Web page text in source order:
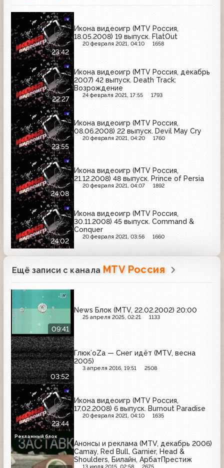
23:42
Икона видеоигр (MTV Россия,
18.05.2008) 19 выпуск. FlatOut
20 февраля 2021, 04:10 1658
22:27
Икона видеоигр (MTV Россия, декабрь
2007) 42 выпуск. Death Track:
Возрождение
24 февраля 2021, 17:55 1793
23:55
Икона видеоигр (MTV Россия,
08.06.2008) 22 выпуск. Devil May Cry
20 февраля 2021, 04:20 1760
24:08
Икона видеоигр (MTV Россия,
21.12.2008) 48 выпуск. Prince of Persia
20 февраля 2021, 04:07 1892
24:02
Икона видеоигр (MTV Россия,
30.11.2008) 45 выпуск. Command &
Conquer
20 февраля 2021, 03:56 1660
Ещё записи с канала MTV Россия
09:41
News Блок (MTV, 22.02.2002) 20:00
25 апреля 2025, 02:21 1133
03:52
Глюк’oZa — Снег идёт (MTV, весна
2005)
3 апреля 2016, 19:51 2508
23:44
Икона видеоигр (MTV Россия,
17.02.2008) 6 выпуск. Burnout Paradise
20 февраля 2021, 04:10 1635
Анонсы и реклама (MTV, декабрь 2006)
Camay, Red Bull, Garnier, Head &
Shoulders, Билайн, АрбатПрестиж
Рекламный блок